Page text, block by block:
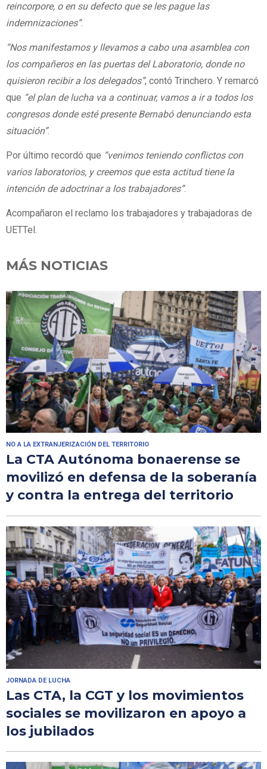
reincorpore, o en su defecto que se les pague las
indemnizaciones”.
“Nos manifestamos y llevamos a cabo una asamblea con
los compañeros en las puertas del Laboratorio, donde no
quisieron recibir a los delegados”, contó Trinchero. Y remarcó
que “el plan de lucha va a continuar, vamos a ir a todos los
congresos donde esté presente Bernabó denunciando esta
situación”.
Por último recordó que “venimos teniendo conflictos con
varios laboratorios, y creemos que esta actitud tiene la
intención de adoctrinar a los trabajadores”.
Acompañaron el reclamo los trabajadores y trabajadoras de
UETTel.
MÁS NOTICIAS
NO A LA EXTRANJERIZACIÓN DEL TERRITORIO
La CTA Autónoma bonaerense se
movilizó en defensa de la soberanía
y contra la entrega del territorio
JORNADA DE LUCHA
Las CTA, la CGT y los movimientos
sociales se movilizaron en apoyo a
los jubilados